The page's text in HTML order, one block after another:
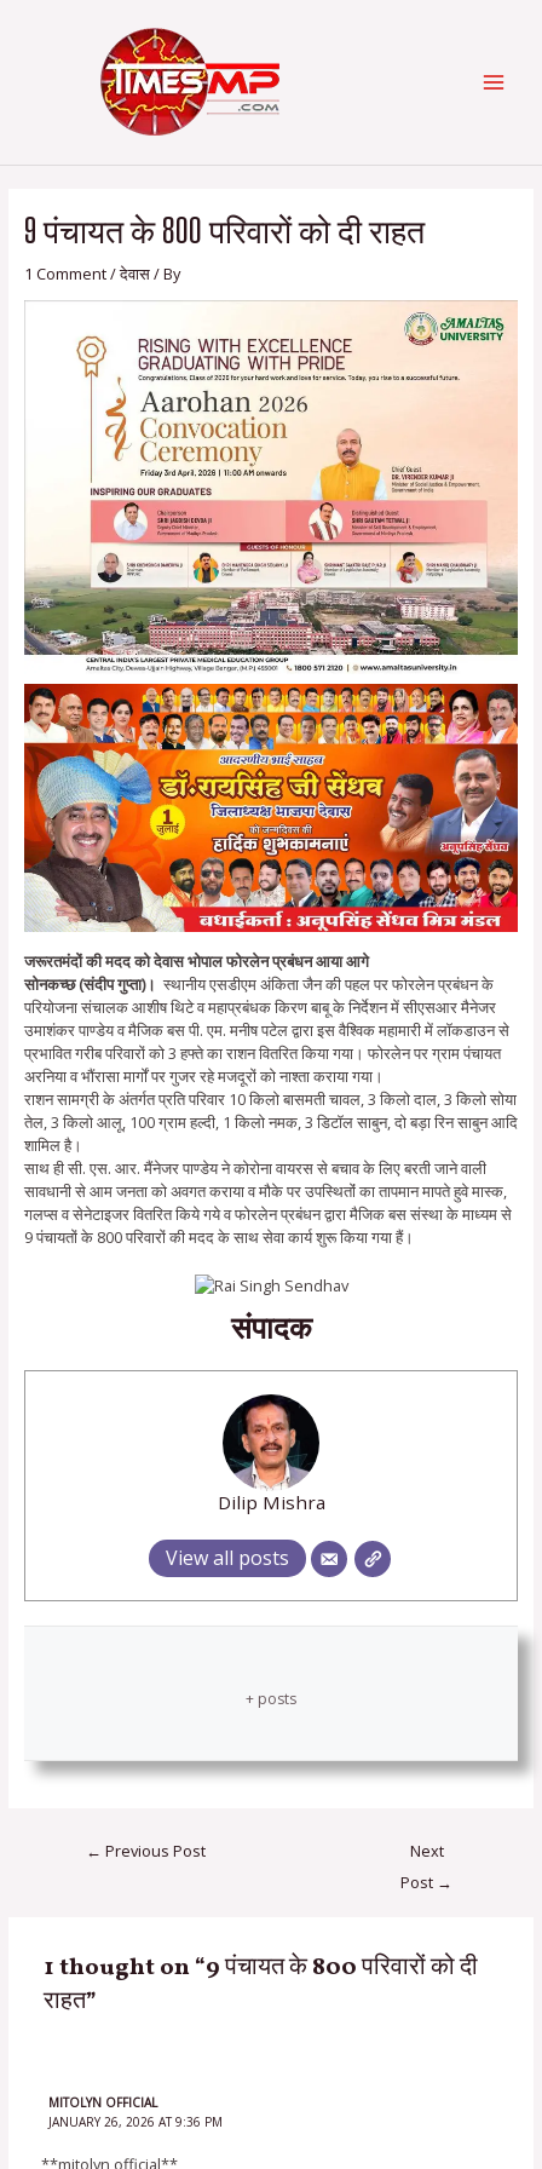
9 पंचायत के 800 परिवारों को दी राहत
1 Comment/देवास/ By
जरूरतमंदों की मदद को देवास भोपाल फोरलेन प्रबंधन आया आगे
सोनकच्छ (संदीप गुप्ता)। स्थानीय एसडीएम अंकिता जैन की पहल पर फोरलेन प्रबंधन के
परियोजना संचालक आशीष थिटे व महाप्रबंधक किरण बाबू के निर्देशन में सीएसआर मैनेजर
उमाशंकर पाण्डेय व मैजिक बस पी. एम. मनीष पटेल द्वारा इस वैश्विक महामारी में लॉकडाउन से
प्रभावित गरीब परिवारों को 3 हफ्ते का राशन वितरित किया गया। फोरलेन पर ग्राम पंचायत
अरनिया व भौंरासा मार्गों पर गुजर रहे मजदूरों को नाश्ता कराया गया।
राशन सामग्री के अंतर्गत प्रति परिवार 10 किलो बासमती चावल, 3 किलो दाल, 3 किलो सोया
तेल, 3 किलो आलू, 100 ग्राम हल्दी, 1 किलो नमक, 3 डिटॉल साबुन, दो बड़ा रिन साबुन आदि
शामिल है।
साथ ही सी. एस. आर. मैंनेजर पाण्डेय ने कोरोना वायरस से बचाव के लिए बरती जाने वाली
सावधानी से आम जनता को अवगत कराया व मौके पर उपस्थितोंं का तापमान मापते हुवे मास्क,
गलप्स व सेनेटाइजर वितरित किये गये व फोरलेन प्रबंधन द्वारा मैजिक बस संस्था के माध्यम से
9 पंचायतों के 800 परिवारों की मदद के साथ सेवा कार्य शुरू किया गया हैं।
संपादक
Dilip Mishra
View all posts
+ posts
navigation
← Previous Post
Next
Post →
1 thought on “9 पंचायत के 800 परिवारों को दी
राहत”
MITOLYN OFFICIAL
JANUARY 26, 2026 AT 9:36 PM
**mitolyn official**